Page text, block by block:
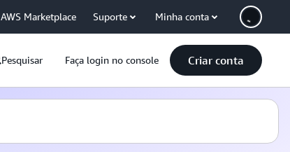
AWS Marketplace Suporte Minha conta
Pesquisar Faça login no console Criar conta